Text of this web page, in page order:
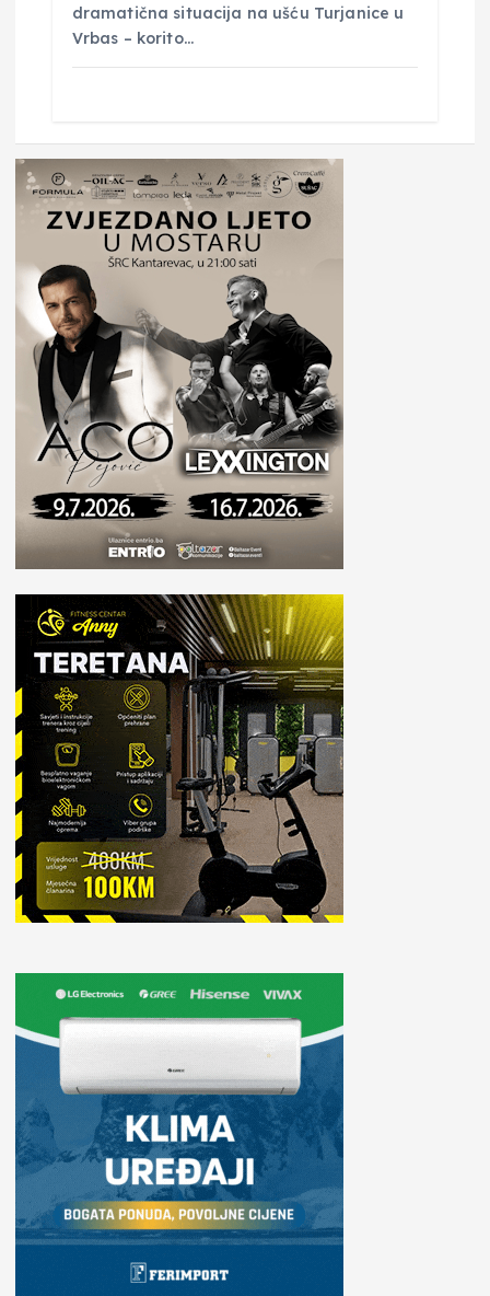
dramatična situacija na ušću Turjanice u
Vrbas – korito…